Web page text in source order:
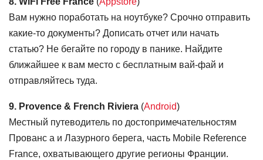
Вам нужно поработать на ноутбуке? Срочно отправить
какие-то документы? Дописать отчет или начать
статью? Не бегайте по городу в панике. Найдите
ближайшее к вам место с бесплатным вай-фай и
отправляйтесь туда.
9. Provence & French Riviera (Android)
Местный путеводитель по достопримечательностям
Прованс а и Лазурного берега, часть Mobile Reference
France, охватывающего другие регионы Франции.